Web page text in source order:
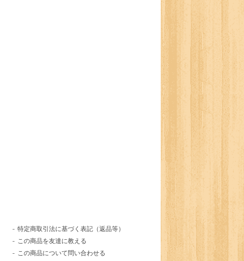
特定商取引法に基づく表記（返品等）
この商品を友達に教える
この商品について問い合わせる